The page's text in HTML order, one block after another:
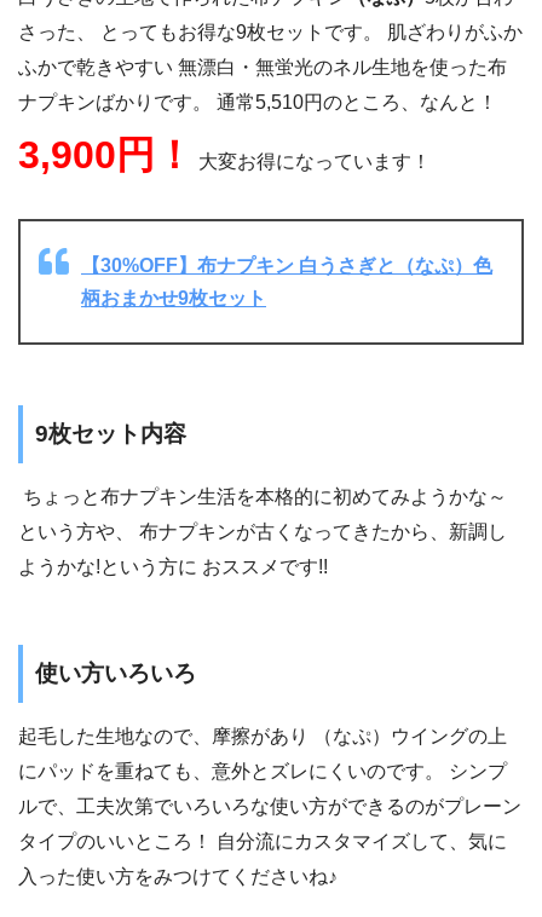
さった、 とってもお得な9枚セットです。 肌ざわりがふか
ふかで乾きやすい 無漂白・無蛍光のネル生地を使った布
ナプキンばかりです。 通常5,510円のところ、なんと！
3,900円！ 大変お得になっています！
【30%OFF】布ナプキン 白うさぎと（なぷ）色
柄おまかせ9枚セット
9枚セット内容
ちょっと布ナプキン生活を本格的に初めてみようかな～
という方や、 布ナプキンが古くなってきたから、新調し
ようかな!という方に おススメです!!
使い方いろいろ
起毛した生地なので、摩擦があり （なぷ）ウイングの上
にパッドを重ねても、意外とズレにくいのです。 シンプ
ルで、工夫次第でいろいろな使い方ができるのがプレーン
タイプのいいところ！ 自分流にカスタマイズして、気に
入った使い方をみつけてくださいね♪